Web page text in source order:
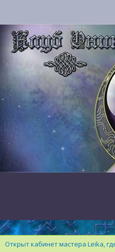
Открыт кабинет мастера Leika,